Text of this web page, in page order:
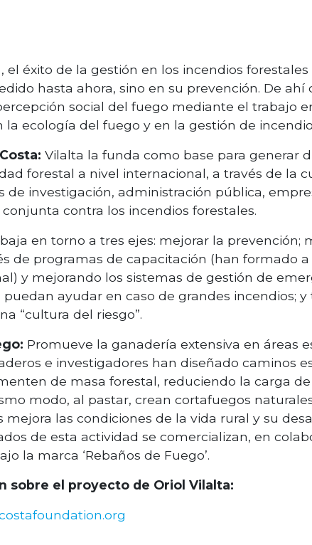
el éxito de la gestión en los incendios
hasta ahora, sino en su prevención. De
social del fuego mediante el trabajo
la ecología del fuego y en la gestión de
Vilalta la funda como base para generar
forestal a nivel internacional, a través de la
de investigación, administración pública,
contra los incendios forestales.
en torno a tres ejes: mejorar la prevención;
de programas de capacitación (han formado a
y mejorando los sistemas de gestión de
ayudar en caso de grandes incendios;
“cultura del riesgo”.
Promueve la ganadería extensiva en áreas
e investigadores han diseñado caminos
de masa forestal, reduciendo la carga
modo, al pastar, crean cortafuegos
mejora las condiciones de la vida rural y su
de esta actividad se comercializan, en
la marca ‘Rebaños de Fuego’.
sobre el proyecto de Oriol Vilalta: